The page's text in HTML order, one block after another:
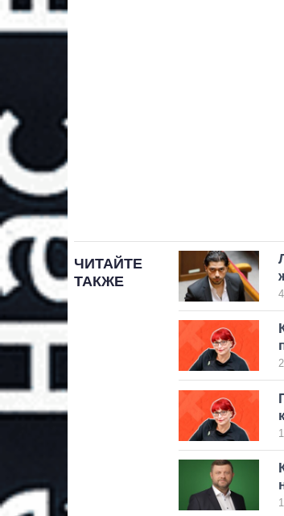
ЧИТАЙТЕ
ТАКЖЕ